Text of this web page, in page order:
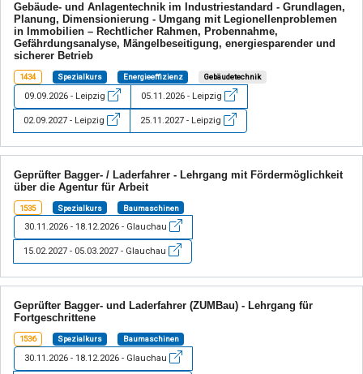
Gebäude- und Anlagentechnik im Industriestandard - Grundlagen,
Planung, Dimensionierung - Umgang mit Legionellenproblemen
in Immobilien – Rechtlicher Rahmen, Probennahme,
Gefährdungsanalyse, Mängelbeseitigung, energiesparender und
sicherer Betrieb
1434 Spezialkurs Energieeffizienz Gebäudetechnik
09.09.2026 - Leipzig 05.11.2026 - Leipzig
02.09.2027 - Leipzig 25.11.2027 - Leipzig
Geprüfter Bagger- / Laderfahrer - Lehrgang mit Fördermöglichkeit
über die Agentur für Arbeit
1535 Spezialkurs Baumaschinen
30.11.2026 - 18.12.2026 - Glauchau
15.02.2027 - 05.03.2027 - Glauchau
Geprüfter Bagger- und Laderfahrer (ZUMBau) - Lehrgang für
Fortgeschrittene
1536 Spezialkurs Baumaschinen
30.11.2026 - 18.12.2026 - Glauchau